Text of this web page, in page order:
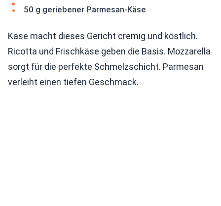
50 g geriebener Parmesan-Käse
Käse macht dieses Gericht cremig und köstlich.
Ricotta und Frischkäse geben die Basis. Mozzarella
sorgt für die perfekte Schmelzschicht. Parmesan
verleiht einen tiefen Geschmack.